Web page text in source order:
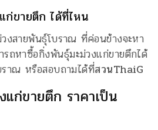
ขายตึก ได้ที่ไหน
งสายพันธุ์โบราณ ที่ค่อนข้างจะหา
ถหาซื้อกิ่งพันธุ์มะม่วงแก่ขายตึกได้
าณ หรือสอบถามได้ที่สวนThaiG
ก่ขายตึก ราคาเป็น